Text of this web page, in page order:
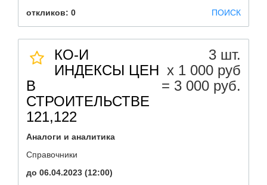
откликов: 0
ПОИСК
КО-И
ИНДЕКСЫ ЦЕН
В
СТРОИТЕЛЬСТВЕ
121,122
3 шт.
х 1 000 руб
= 3 000 руб.
Аналоги и аналитика
Справочники
до 06.04.2023 (12:00)